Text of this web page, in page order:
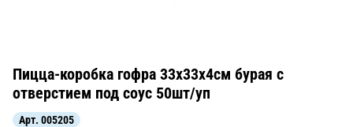
Пицца-коробка гофра 33х33х4см бурая с
отверстием под соус 50шт/уп
Арт. 005205